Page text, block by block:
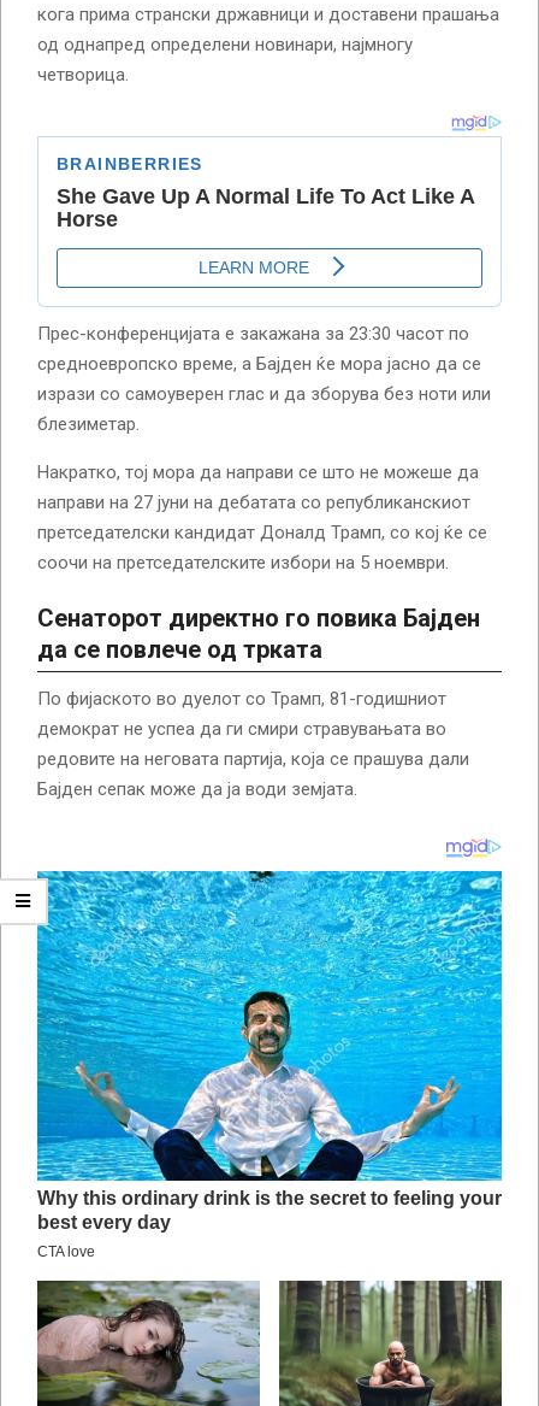
кога прима странски државници и доставени прашања
од однапред определени новинари, најмногу
четворица.
Прес-конференцијата е закажана за 23:30 часот по
средноевропско време, а Бајден ќе мора јасно да се
изрази со самоуверен глас и да зборува без ноти или
блезиметар.
Накратко, тој мора да направи се што не можеше да
направи на 27 јуни на дебатата со републиканскиот
претседателски кандидат Доналд Трамп, со кој ќе се
соочи на претседателските избори на 5 ноември.
Сенаторот директно го повика Бајден
да се повлече од трката
По фијаското во дуелот со Трамп, 81-годишниот
демократ не успеа да ги смири стравувањата во
редовите на неговата партија, која се прашува дали
Бајден сепак може да ја води земјата.